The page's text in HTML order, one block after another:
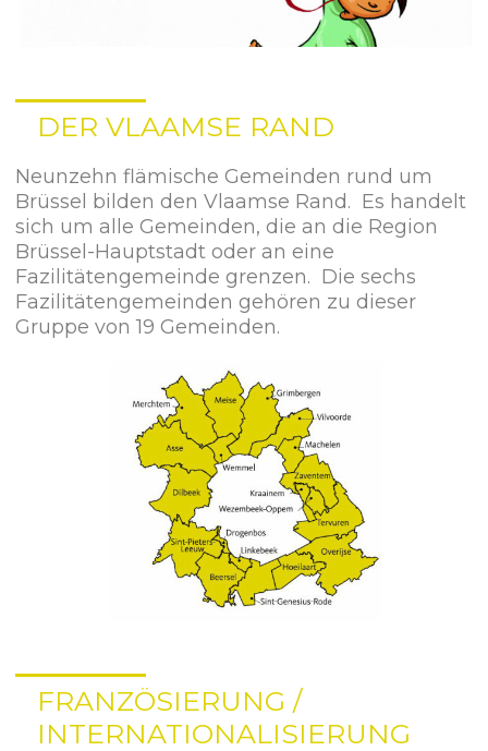
DER VLAAMSE RAND
Neunzehn flämische Gemeinden rund um
Brüssel bilden den Vlaamse Rand. Es handelt
sich um alle Gemeinden, die an die Region
Brüssel-Hauptstadt oder an eine
Fazilitätengemeinde grenzen. Die sechs
Fazilitätengemeinden gehören zu dieser
Gruppe von 19 Gemeinden.
FRANZÖSIERUNG /
INTERNATIONALISIERUNG